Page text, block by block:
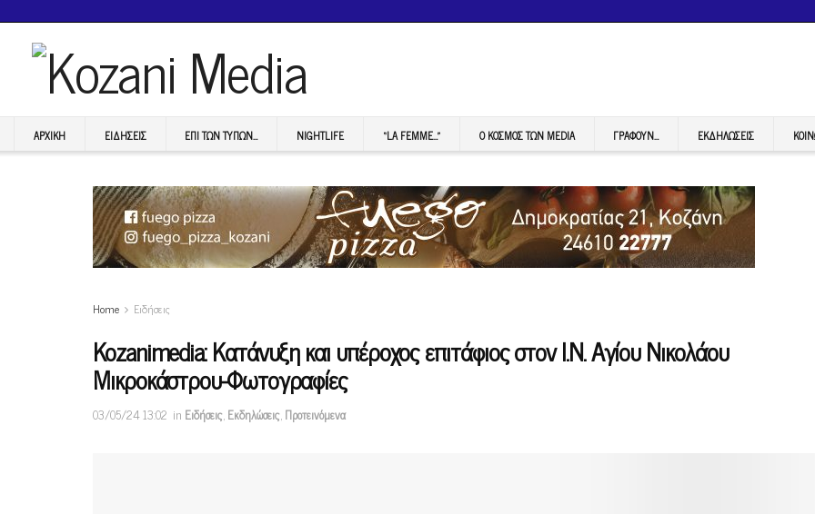
ΑΡΧΙΚΉ ΕΙΔΉΣΕΙΣ ΕΠI ΤΩΝ ΤΥΠΩΝ… NIGHTLIFE “LA FEMME…” Ο ΚΟΣΜΟΣ ΤΩΝ MEDIA ΓΡΆΦΟΥΝ… ΕΚΔΗΛΏΣΕΙΣ
Home Ειδήσεις
Kozanimedia: Κατάνυξη και υπέροχος επιτάφιος στον Ι.Ν. Αγίου Νικολάου
Μικροκάστρου-Φωτογραφίες
03/05/24 13:02 in Ειδήσεις,Εκδηλώσεις,Προτεινόμενα